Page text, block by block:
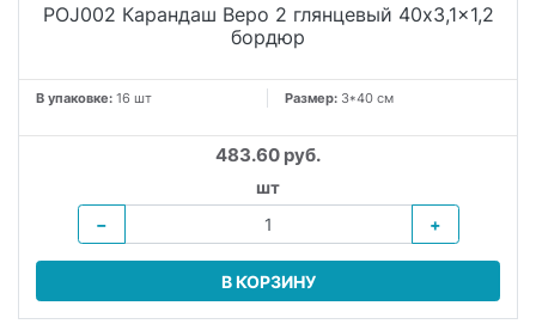
POJ002 Карандаш Веро 2 глянцевый 40x3,1x1,2
бордюр
В упаковке: 16 шт Размер: 3*40 см
483.60 руб.
шт
−
+
В КОРЗИНУ